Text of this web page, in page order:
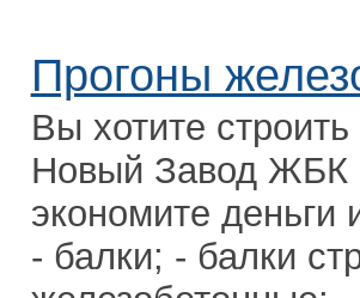
Прогоны
Вы хотите
Новый Завод ЖБК
экономите
- балки; - балки